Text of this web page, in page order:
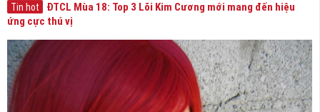
Tin hot
ĐTCL Mùa 18: Top 3 Lõi Kim Cương mới mang đến hiệu
ứng cực thú vị